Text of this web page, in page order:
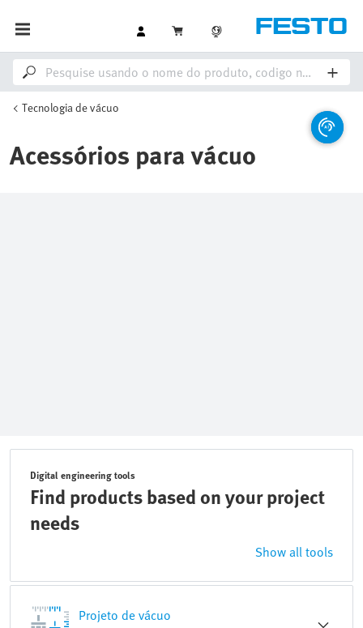
Tecnologia de vácuo
Acessórios para vácuo
Digital engineering tools
Find products based on your project
needs
Show all tools
Projeto de vácuo